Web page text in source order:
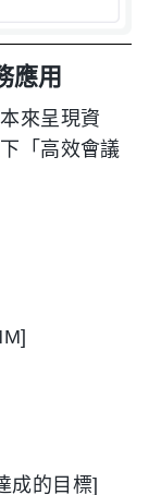
應用
來呈現資
「高效會議
成的目標]